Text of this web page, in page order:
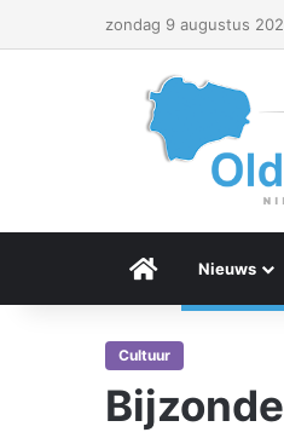
zondag 9 augustus
Menu Item
Nieuws
Cultuur